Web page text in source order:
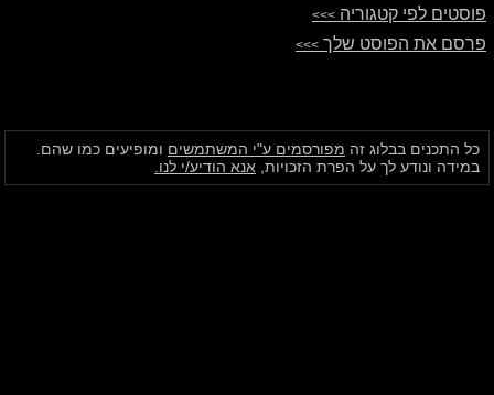
פוסטים לפי קטגוריה >>>
פרסם את הפוסט שלך >>>
כל התכנים בבלוג זה מפורסמים ע"י המשתמשים ומופיעים כמו שהם.
במידה ונודע לך על הפרת הזכויות, אנא הודיע/י לנו.